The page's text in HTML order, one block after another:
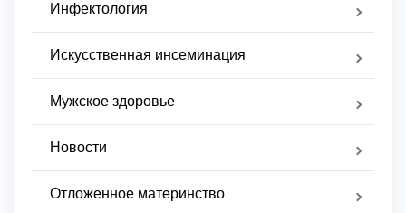
Инфектология
Искусственная инсеминация
Мужское здоровье
Новости
Отложенное материнство